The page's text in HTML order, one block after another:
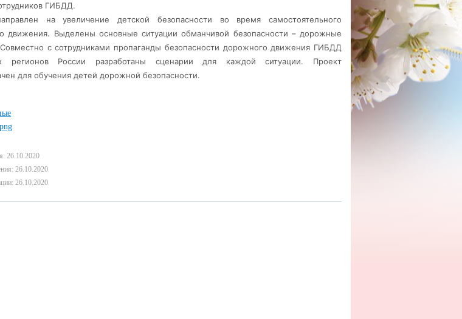
ГИБДД.
на увеличение детской безопасности во время самостоятельного
движения. Выделены основные ситуации обманчивой безопасности – дорожные
с сотрудниками пропаганды безопасности дорожного движения ГИБДД
регионов России разработаны сценарии для каждой ситуации. Проект
для обучения детей дорожной безопасности.
26.10.2020
26.10.2020
26.10.2020